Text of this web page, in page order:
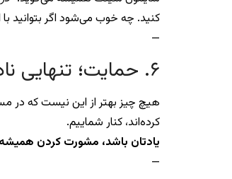
کنید. چه خوب می‌شود اگر بتوانید
—
۶. حمایت؛ تنهایی نادانسته‌هایتان را سخت‌تر می‌کند!
هیچ چیز بهتر از این نیست که در
کرده‌اند، کنار شماییم.
یادتان باشد، مشورت کردن
—